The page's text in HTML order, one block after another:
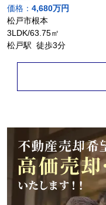
価格： 4,680万円
松戸市根本
3LDK/63.75㎡
松戸駅 徒歩3分